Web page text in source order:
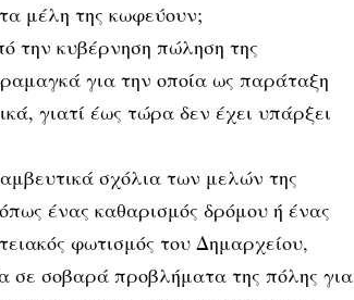
μέλη της κωφεύουν;
την κυβέρνηση πώληση της
για την οποία ως παράταξη
γιατί έως τώρα δεν έχει υπάρξει
σχόλια των μελών της
ένας καθαρισμός δρόμου ή ένας
φωτισμός του Δημαρχείου,
σε σοβαρά προβλήματα της πόλης για